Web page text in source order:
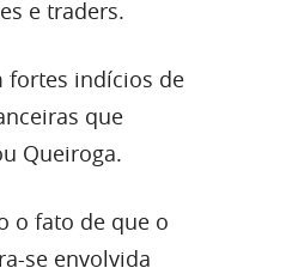
e traders.
fortes indícios de
que
Queiroga.
o fato de que o
se envolvida